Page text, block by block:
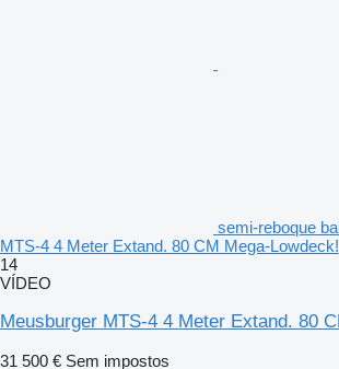
semi-reboque
MTS-4 4 Meter Extand. 80 CM Mega-Lowdeck!
14
VÍDEO
Meusburger MTS-4 4 Meter Extand. 80
31 500 € Sem impostos